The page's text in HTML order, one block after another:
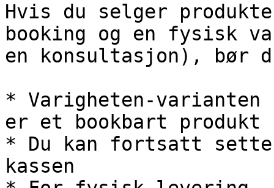
Hvis du selger
booking og en fysisk
en konsultasjon), bør
* Varigheten-
er et bookbart produkt
* Du kan fortsatt
kassen